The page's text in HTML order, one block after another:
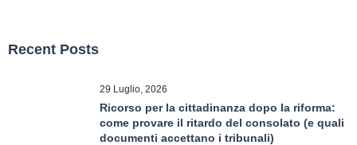
Recent Posts
29 Luglio, 2026
Ricorso per la cittadinanza dopo la riforma:
come provare il ritardo del consolato (e quali
documenti accettano i tribunali)